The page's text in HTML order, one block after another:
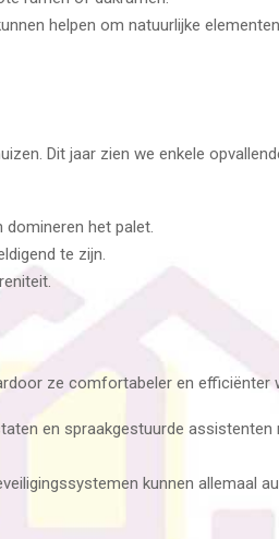
helpen om natuurlijke
Dit jaar zien we enkele
het palet.
te zijn.
ze comfortabeler en efficiënter
en spraakgestuurde assistenten
kunnen allemaal